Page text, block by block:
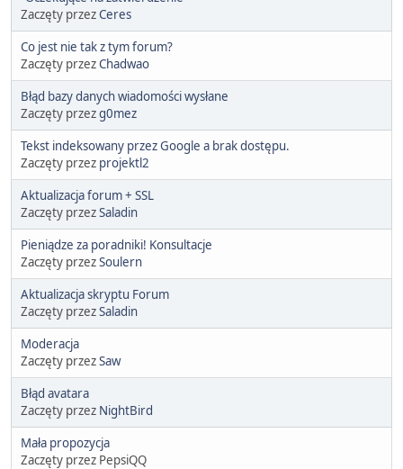
Zaczęty przezCeres
Co jest nie tak z tym forum?
Zaczęty przezChadwao
Błąd bazy danych wiadomości wysłane
Zaczęty przezg0mez
Tekst indeksowany przez Google a brak dostępu.
Zaczęty przez projektl2
Aktualizacja forum + SSL
Zaczęty przezSaladin
Pieniądze za poradniki! Konsultacje
Zaczęty przezSoulern
Aktualizacja skryptu Forum
Zaczęty przezSaladin
Moderacja
Zaczęty przezSaw
Błąd avatara
Zaczęty przez NightBird
Mała propozycja
Zaczęty przez PepsiQQ